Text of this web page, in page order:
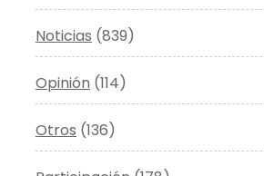
Noticias (839)
Opinión (114)
Otros (136)